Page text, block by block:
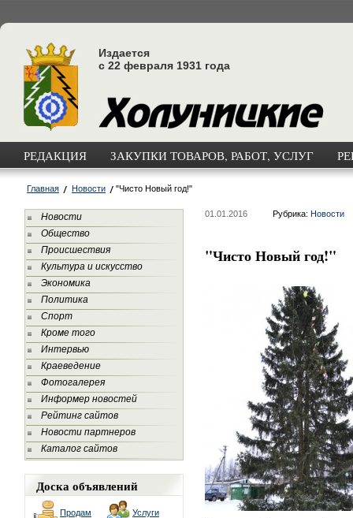
Издается
с 22 февраля 1931 года
РЕДАКЦИЯ ЗАКУПКИ ТОВАРОВ, РАБОТ, УСЛУГ
Главная Новости "Чисто Новый год!"
Новости
Общество
Происшествия
Культура и искусство
Экономика
Политика
Спорт
Кроме того
Интервью
Краеведение
Фотогалерея
Информер новостей
Рейтинг сайтов
Новости партнеров
Каталог сайтов
Доска объявлений
Продам Услуги
01.01.2016 Рубрика: Новости
"Чисто Новый год!"